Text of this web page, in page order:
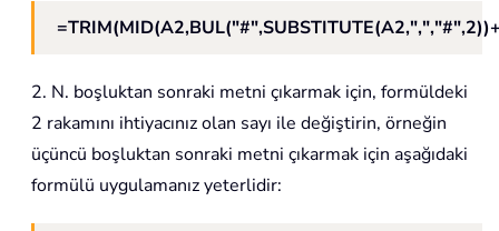
2. N. boşluktan sonraki metni çıkarmak için, formüldeki
2 rakamını ihtiyacınız olan sayı ile değiştirin, örneğin
üçüncü boşluktan sonraki metni çıkarmak için aşağıdaki
formülü uygulamanız yeterlidir: